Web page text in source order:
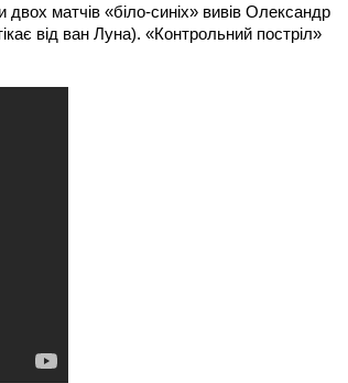
матчів «біло-синіх» вивів Олександр
від ван Луна). «Контрольний постріл»